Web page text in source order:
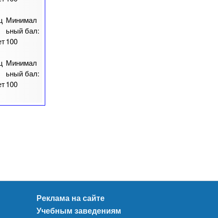
Минимал
ьный бал:
100
Минимал
ьный бал:
100
Реклама на сайте
Учебным заведениям